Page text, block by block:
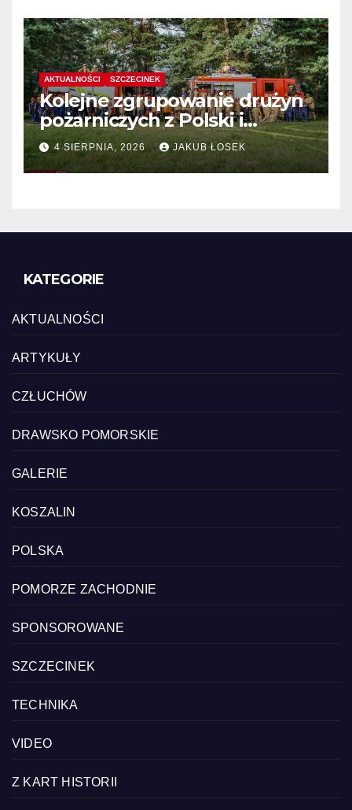
AKTUALNOŚCI SZCZECINEK
Kolejne zgrupowanie drużyn
pożarniczych z Polski i
Niemiec w regionie
4 SIERPNIA, 2026 JAKUB ŁOSEK
KATEGORIE
AKTUALNOŚCI
ARTYKUŁY
CZŁUCHÓW
DRAWSKO POMORSKIE
GALERIE
KOSZALIN
POLSKA
POMORZE ZACHODNIE
SPONSOROWANE
SZCZECINEK
TECHNIKA
VIDEO
Z KART HISTORII